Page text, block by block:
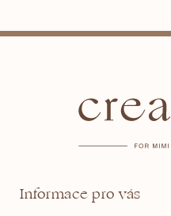
Informace pro vás